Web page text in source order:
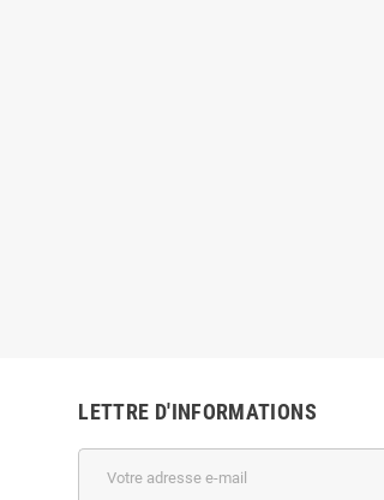
LETTRE D'INFORMATIONS